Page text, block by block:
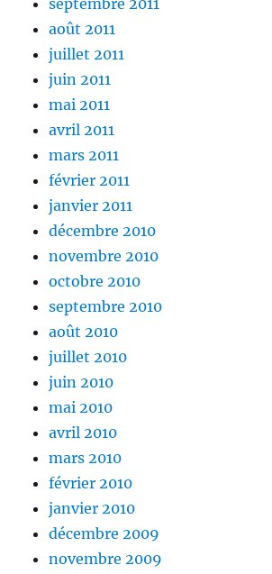
septembre 2011
août 2011
juillet 2011
juin 2011
mai 2011
avril 2011
mars 2011
février 2011
janvier 2011
décembre 2010
novembre 2010
octobre 2010
septembre 2010
août 2010
juillet 2010
juin 2010
mai 2010
avril 2010
mars 2010
février 2010
janvier 2010
décembre 2009
novembre 2009